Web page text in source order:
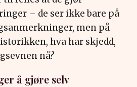
– de ser ikke bare på
men på
hva har skjedd,
nå?
å gjøre selv